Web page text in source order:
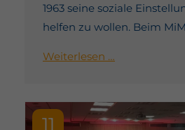
1963 seine soziale
helfen zu wollen. Beim
Weiterlesen …
11